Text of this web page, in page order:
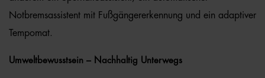
Notbremsassistent mit Fußgängererkennung und ein adaptiver
Tempomat.
Umweltbewusstsein – Nachhaltig Unterwegs